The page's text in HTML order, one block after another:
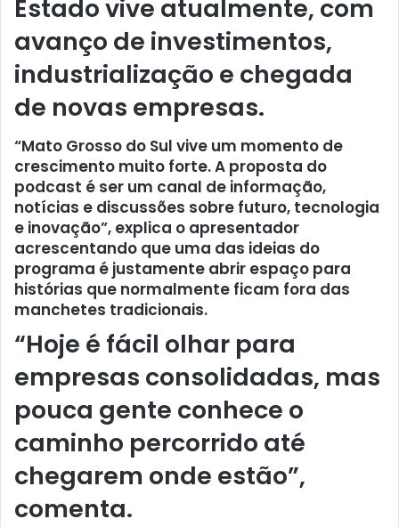
Estado vive atualmente, com
avanço de investimentos,
industrialização e chegada
de novas empresas.
“Mato Grosso do Sul vive um momento de
crescimento muito forte. A proposta do
podcast é ser um canal de informação,
notícias e discussões sobre futuro, tecnologia
e inovação”, explica o apresentador
acrescentando que uma das ideias do
programa é justamente abrir espaço para
histórias que normalmente ficam fora das
manchetes tradicionais.
“Hoje é fácil olhar para
empresas consolidadas, mas
pouca gente conhece o
caminho percorrido até
chegarem onde estão”,
comenta.